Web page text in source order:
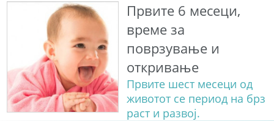
Првите 6 месеци,
време за
поврзување и
откривање
Првите шест месеци од
животот се период на брз
раст и развој.